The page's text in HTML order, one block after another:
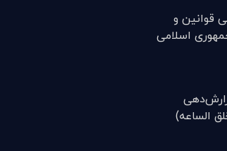
قوانين و
اسلامی
الساعه)